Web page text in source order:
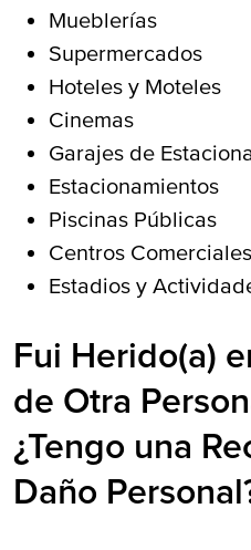
Mueblerías
Supermercados
Hoteles y Moteles
Cinemas
Garajes de
Estacionamientos
Piscinas Públicas
Centros Comerciales
Estadios y
Fui Herido(a)
de Otra
¿Tengo una
Daño